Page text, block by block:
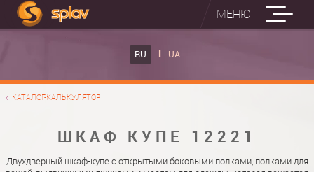
МЕНЮ
RU UA
КАТАЛОГ-КАЛЬКУЛЯТОР
ШКАФ КУПЕ 12221
Двухдверный шкаф-купе с открытыми боковыми полками, полками для
ВСТРОЕННЫЕ ГЛАДИЛЬНЫЕ ДОСКИ
НАСТЕННАЯ ГЛАДИЛЬНАЯ ДОСКА "РУСАЛКА"
ФОТО ШКАФОВ КУПЕ
МАТЕРИАЛЫ
ФУРНИТУРА
О НАС